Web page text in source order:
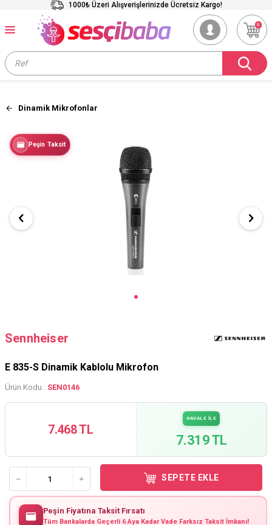
1000₺ Üzeri Alışverişlerinizde Ücretsiz Kargo!
0
Dinamik Mikrofonlar
Peşin Taksit
Sennheiser
E 835-S Dinamik Kablolu Mikrofon
Ürün Kodu : SEN0146
7.468 TL
HAVALE İLE
7.319 TL
SEPETE EKLE
Peşin Fiyatına Taksit Fırsatı
Tüm Bankalarda Geçerli 6 Aya Kadar Vade Farksız Taksit İmkanı!